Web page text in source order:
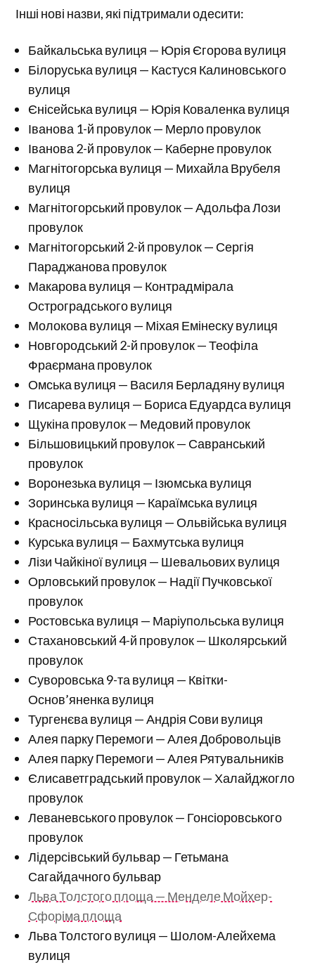
Інші нові назви, які підтримали одесити:
Байкальська вулиця — Юрія Єгорова вулиця
Білоруська вулиця — Кастуся Калиновського
вулиця
Єнісейська вулиця — Юрія Коваленка вулиця
Іванова 1-й провулок — Мерло провулок
Іванова 2-й провулок — Каберне провулок
Магнітогорська вулиця — Михайла Врубеля
вулиця
Магнітогорський провулок — Адольфа Лози
провулок
Магнітогорський 2-й провулок — Сергія
Параджанова провулок
Макарова вулиця — Контрадмірала
Остроградського вулиця
Молокова вулиця — Міхая Емінеску вулиця
Новгородський 2-й провулок — Теофіла
Фраєрмана провулок
Омська вулиця — Василя Берладяну вулиця
Писарева вулиця — Бориса Едуардса вулиця
Щукіна провулок — Медовий провулок
Більшовицький провулок — Савранський
провулок
Воронезька вулиця — Ізюмська вулиця
Зоринська вулиця — Караїмська вулиця
Красносільська вулиця — Ольвійська вулиця
Курська вулиця — Бахмутська вулиця
Лізи Чайкіної вулиця — Шевальових вулиця
Орловський провулок — Надії Пучковської
провулок
Ростовська вулиця — Маріупольська вулиця
Стахановський 4-й провулок — Школярський
провулок
Суворовська 9-та вулиця — Квітки-
Основ’яненка вулиця
Тургенєва вулиця — Андрія Сови вулиця
Алея парку Перемоги — Алея Добровольців
Алея парку Перемоги — Алея Рятувальників
Єлисаветградський провулок — Халайджогло
провулок
Леваневського провулок — Гонсіоровського
провулок
Лідерсівський бульвар — Гетьмана
Сагайдачного бульвар
Льва Толстого площа — Менделе Мойхер-
Сфоріма площа
Льва Толстого вулиця — Шолом-Алейхема
вулиця